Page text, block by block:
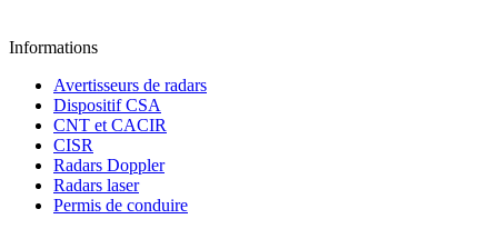
Informations
Avertisseurs de radars
Dispositif CSA
CNT et CACIR
CISR
Radars Doppler
Radars laser
Permis de conduire